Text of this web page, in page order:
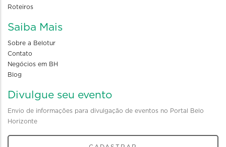
Roteiros
Saiba Mais
Sobre a Belotur
Contato
Negócios em BH
Blog
Divulgue seu evento
Envio de informações para divulgação de eventos no Portal Belo
Horizonte